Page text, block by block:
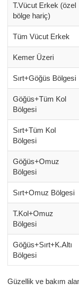
T.Vücut Erkek (özel
bölge hariç)
Tüm Vücut Erkek
Kemer Üzeri
Sırt+Göğüs Bölgesi
Göğüs+Tüm Kol
Bölgesi
Sırt+Tüm Kol
Bölgesi
Göğüs+Omuz
Bölgesi
Sırt+Omuz Bölgesi
T.Kol+Omuz
Bölgesi
Göğüs+Sırt+K.Altı
Bölgesi
Güzellik ve bakım